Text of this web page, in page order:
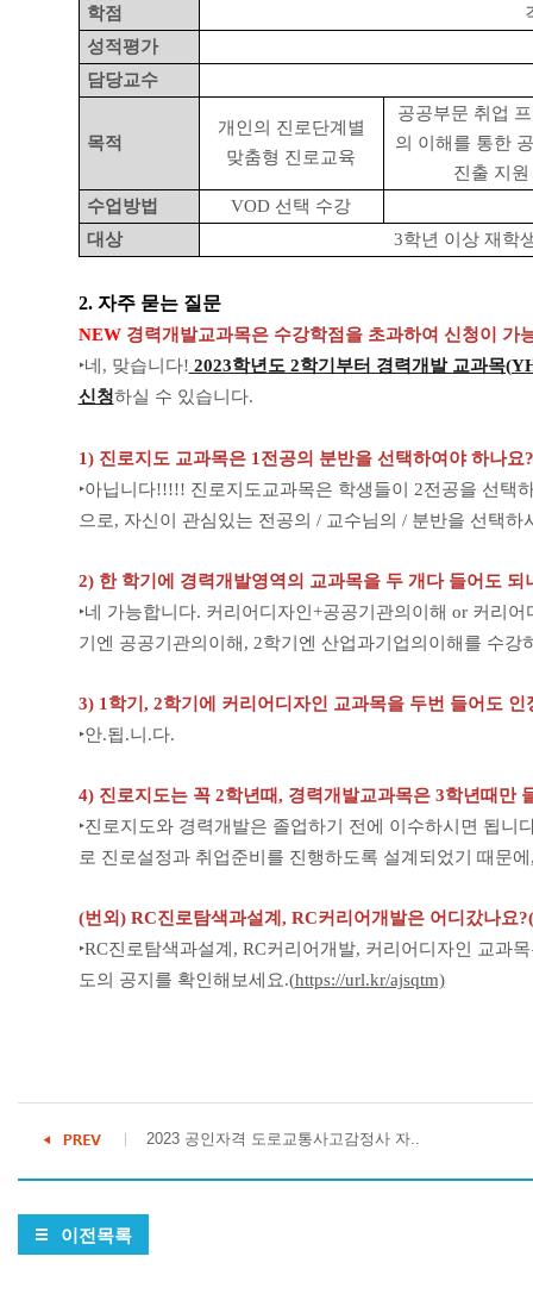
학점
성적평가
담당교수
목적
개인의 진로단계별
맞춤형 진로교육
공공부문 취업
의 이해를 통한
진출 지원
수업방법
VOD 선택 수강
대상
3학년 이상 재학
2. 자주 묻는 질문
NEW경력개발교과목은 수강학점을 초과하여 신청이 가
‣네, 맞습니다! 2023학년도 2학기부터 경력개발 교과목
신청하실 수 있습니다.
1) 진로지도 교과목은 1전공의 분반을 선택하여야 하나요?
‣아닙니다!!!!! 진로지도교과목은 학생들이 2전공을 선택
으로, 자신이 관심있는 전공의 / 교수님의 / 분반을 선택
2) 한 학기에 경력개발영역의 교과목을 두 개다 들어도 되
‣네 가능합니다. 커리어디자인+공공기관의이해 or 커리
기엔 공공기관의이해, 2학기엔 산업과기업의이해를 수강
3) 1학기, 2학기에 커리어디자인 교과목을 두번 들어도 인
‣안.됩.니.다.
4) 진로지도는 꼭 2학년때, 경력개발교과목은 3학년때만
‣진로지도와 경력개발은 졸업하기 전에 이수하시면 됩
로 진로설정과 취업준비를 진행하도록 설계되었기 때문
(번외) RC진로탐색과설계, RC커리어개발은 어디갔나요
‣RC진로탐색과설계, RC커리어개발, 커리어디자인 교과
도의 공지를 확인해보세요.(https://url.kr/ajsqtm)
2023 공인자격 도로교통사고감정사 자..
이전목록